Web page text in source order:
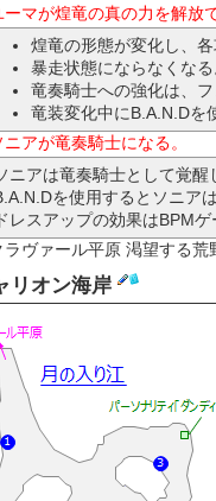
ーマが煌竜の真の力を解放
煌竜の形態が変化し、
暴走状態にならなくなる
竜奏騎士への強化は、
竜装変化中にB.A.N.Dを
ニアが竜奏騎士になる。
ニアは竜奏騎士として覚醒
を使用するとソニア
ドレスアップの効果はBPM
ラヴァール平原 渇望する荒
リオン海岸